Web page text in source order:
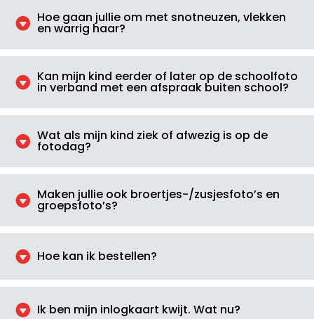
 Hoe gaan jullie om met snotneuzen, vlekken
en warrig haar?
 Kan mijn kind eerder of later op de schoolfoto
in verband met een afspraak buiten school?
 Wat als mijn kind ziek of afwezig is op de
fotodag?
 Maken jullie ook broertjes-/zusjesfoto’s en
groepsfoto’s?
 Hoe kan ik bestellen?
 Ik ben mijn inlogkaart kwijt. Wat nu?